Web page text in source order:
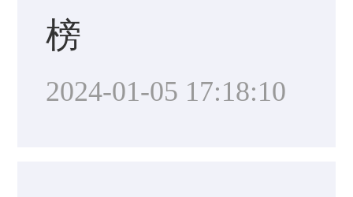
榜
2024-01-05 17:18:10